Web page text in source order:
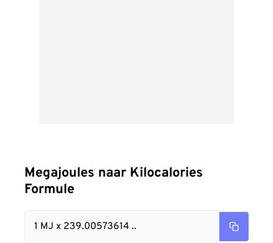
Megajoules naar Kilocalories
Formule
1 MJ x 239.00573614 ..